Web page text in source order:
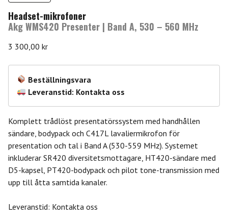
Headset-mikrofoner
Akg WMS420 Presenter | Band A, 530 – 560 MHz
3 300,00 kr
Beställningsvara
Leveranstid: Kontakta oss
Komplett trådlöst presentatörssystem med handhållen
sändare, bodypack och C417L lavaliermikrofon för
presentation och tal i Band A (530-559 MHz). Systemet
inkluderar SR420 diversitetsmottagare, HT420-sändare med
D5-kapsel, PT420-bodypack och pilot tone-transmission med
upp till åtta samtida kanaler.
Leveranstid: Kontakta oss